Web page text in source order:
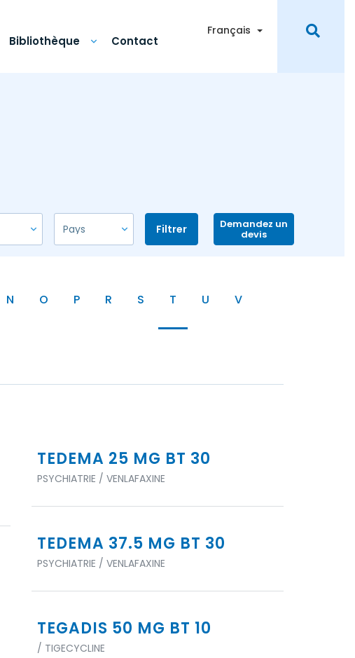
Bibliothèque Contact
Français Toggle Dropdown
Filtrer
N O P R S T U V
TEDEMA 25 MG BT 30
PSYCHIATRIE / VENLAFAXINE
TEDEMA 37.5 MG BT 30
PSYCHIATRIE / VENLAFAXINE
TEGADIS 50 MG BT 10
/ TIGECYCLINE
Demandez un
devis